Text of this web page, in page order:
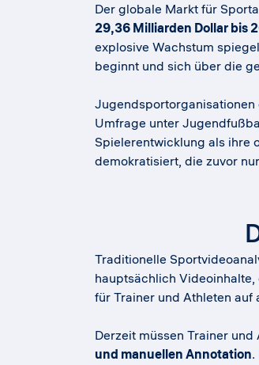
Der globale Markt für
29,36 Milliarden Dollar bis
explosive Wachstum
beginnt und sich über die
Jugendsportorganisationen
Umfrage unter
Spielerentwicklung als ihre
demokratisiert, die zuvor
Traditionelle
hauptsächlich
für Trainer und Athleten auf
Derzeit müssen Trainer
und manuellen Annotation.